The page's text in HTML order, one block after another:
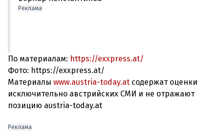
Реклама
По материалам: https://exxpress.at/
Фото: https://exxpress.at/
Материалы www.austria-today.at содержат оценки
исключительно австрийских СМИ и не отражают
позицию austria-today.at
Реклама